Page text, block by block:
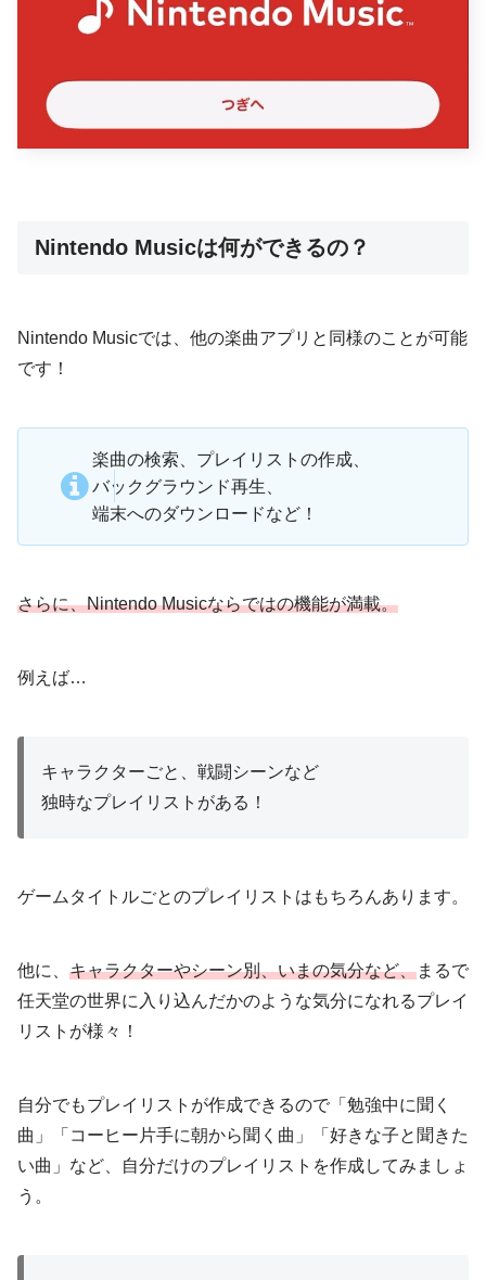
Nintendo Musicは何ができるの？
Nintendo Musicでは、他の楽曲アプリと同様のことが可能
です！
楽曲の検索、プレイリストの作成、
バックグラウンド再生、
端末へのダウンロードなど！
さらに、Nintendo Musicならではの機能が満載。
例えば…
キャラクターごと、戦闘シーンなど
独時なプレイリストがある！
ゲームタイトルごとのプレイリストはもちろんあります。
他に、 キャラクターやシーン別、いまの気分など、まるで
任天堂の世界に入り込んだかのような気分になれるプレイ
リストが様々！
自分でもプレイリストが作成できるので「勉強中に聞く
曲」「コーヒー片手に朝から聞く曲」「好きな子と聞きた
い曲」など、自分だけのプレイリストを作成してみましょ
う。